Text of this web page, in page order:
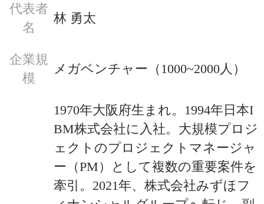
代表者
名
林 勇太
企業規
模
メガベンチャー（1000~2000人）
1970年大阪府生まれ。1994年日本I
BM株式会社に入社。大規模プロジ
ェクトのプロジェクトマネージャ
ー（PM）として複数の重要案件を
牽引。2021年、株式会社みずほフ